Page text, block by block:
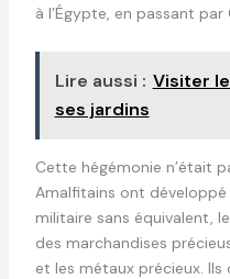
à l’Égypte, en passant
Lire aussi : Visiter
ses jardins
Cette hégémonie n’était
Amalfitains ont
militaire sans équivalent,
des marchandises
et les métaux précieux. Ils